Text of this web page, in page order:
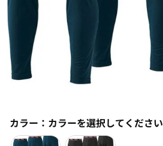
カラー： カラーを選択してください